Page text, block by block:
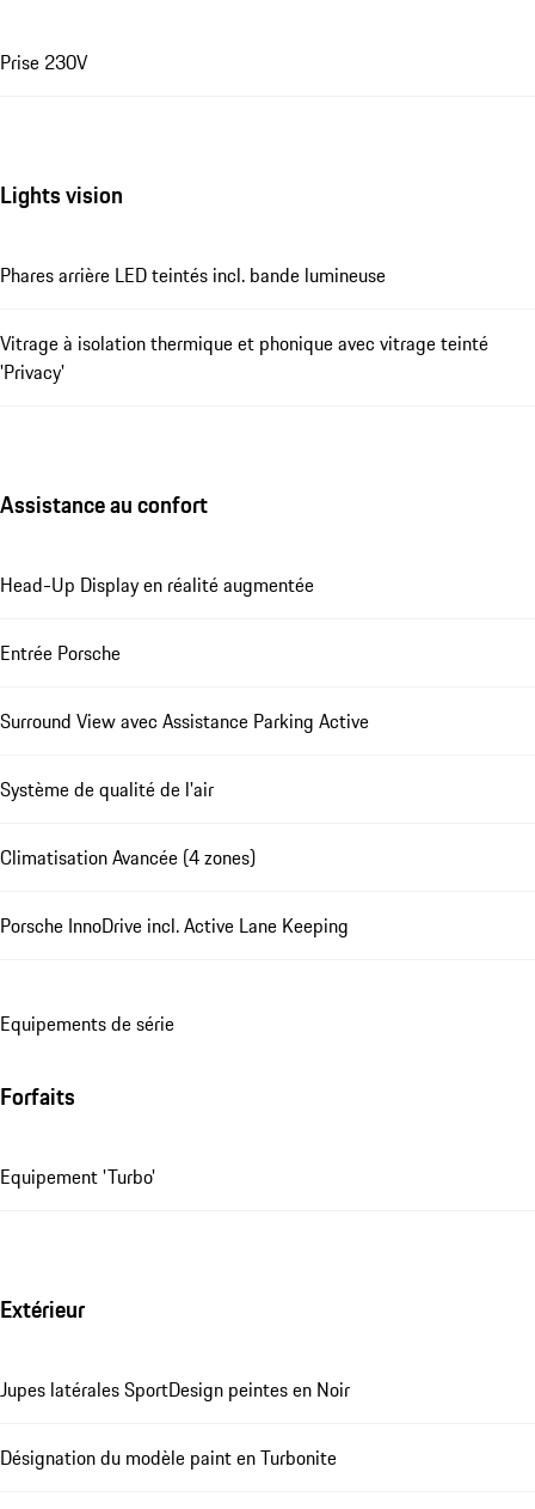
Prise 230V
Lights vision
Phares arrière LED teintés incl. bande lumineuse
Vitrage à isolation thermique et phonique avec vitrage teinté
'Privacy'
Assistance au confort
Head-Up Display en réalité augmentée
Entrée Porsche
Surround View avec Assistance Parking Active
Système de qualité de l'air
Climatisation Avancée (4 zones)
Porsche InnoDrive incl. Active Lane Keeping
Equipements de série
Forfaits
Equipement 'Turbo'
Extérieur
Jupes latérales SportDesign peintes en Noir
Désignation du modèle paint en Turbonite